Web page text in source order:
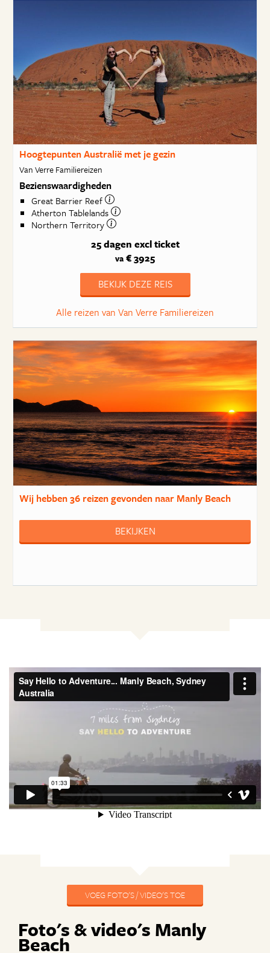
Hoogtepunten Australië met je gezin
Van Verre Familiereizen
Bezienswaardigheden
Great Barrier Reef
Atherton Tablelands
Northern Territory
25 dagen excl ticket
va € 3925
BEKIJK DEZE REIS
Alle reizen van Van Verre Familiereizen
Wij hebben36 reizengevonden naar Manly Beach
BEKIJKEN
VOEG FOTO'S / VIDEO'S TOE
Foto's & video's Manly
Beach